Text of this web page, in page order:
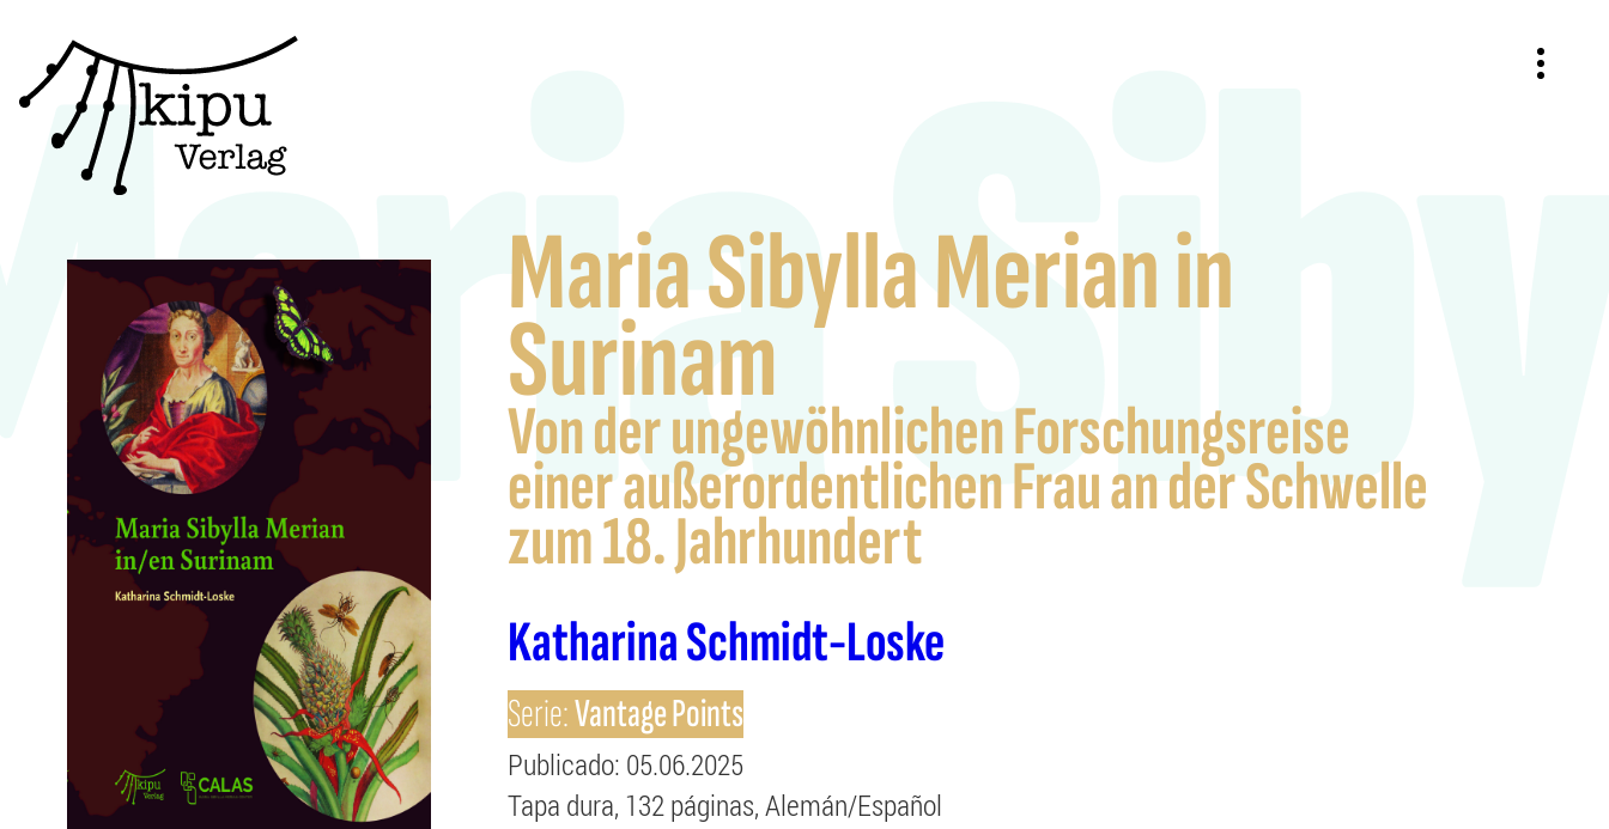
Maria Sibylla Merian in
Surinam
Von der ungewöhnlichen Forschungsreise
einer außerordentlichen Frau an der Schwelle
zum 18. Jahrhundert
Katharina Schmidt-Loske
Serie:Vantage Points
Publicado: 05.06.2025
Tapa dura 132páginas Alemán/Español